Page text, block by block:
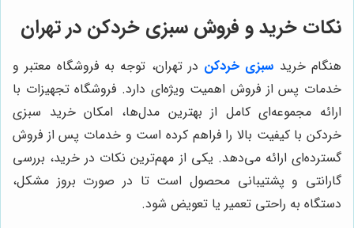
نکات خرید و فروش سبزی خردکن در تهران
هنگام خرید سبزی خردکن در تهران، توجه به فروشگاه معتبر و
خدمات پس از فروش اهمیت ویژه‌ای دارد. فروشگاه تجهیزات با
ارائه مجموعه‌ای کامل از بهترین مدل‌ها، امکان خرید سبزی
خردکن با کیفیت بالا را فراهم کرده است و خدمات پس از فروش
گسترده‌ای ارائه می‌دهد. یکی از مهم‌ترین نکات در خرید، بررسی
گارانتی و پشتیبانی محصول است تا در صورت بروز مشکل،
دستگاه به راحتی تعمیر یا تعویض شود.